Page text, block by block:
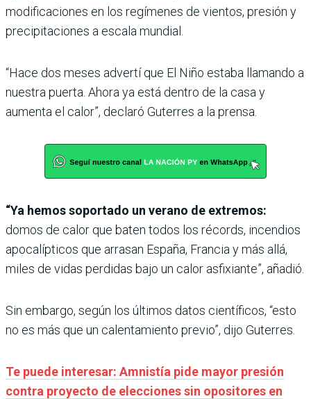
modificaciones en los regímenes de vientos, presión y
precipitaciones a escala mundial.
“Hace dos meses advertí que El Niño estaba llamando a
nuestra puerta. Ahora ya está dentro de la casa y
aumenta el calor”, declaró Guterres a la prensa.
“Ya hemos soportado un verano de extremos:
domos de calor que baten todos los récords, incendios
apocalípticos que arrasan España, Francia y más allá,
miles de vidas perdidas bajo un calor asfixiante”, añadió.
Sin embargo, según los últimos datos científicos, “esto
no es más que un calentamiento previo”, dijo Guterres.
Te puede interesar: Amnistía pide mayor presión
contra proyecto de elecciones sin opositores en